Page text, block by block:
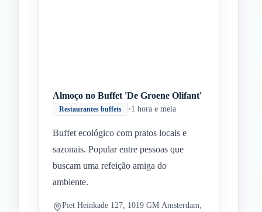
Almoço no Buffet 'De Groene Olifant'
Restaurantes buffets •1 hora e meia
Buffet ecológico com pratos locais e
sazonais. Popular entre pessoas que
buscam uma refeição amiga do
ambiente.
Piet Heinkade 127, 1019 GM Amsterdam,